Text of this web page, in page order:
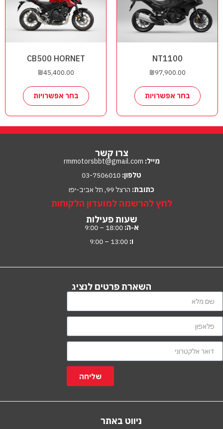
NT1100
₪97,900.00
בחר אפשרויות
CB500 HORNET
₪45,400.00
בחר אפשרויות
צרו קשר
מייל: rmmotorsbbt@gmail.com
טלפון: 03-7506010
כתובת: הרצל 99, תל אביב-יפו
לחץ להרשמה למועדון הלקוחות
שעות פעילות
א-ה: 18:00 – 9:00
ו:
השארת פרטים לנציג
שליחה
ניווט באתר